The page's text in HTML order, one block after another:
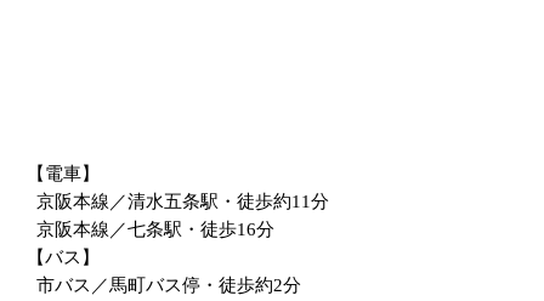
【電車】
京阪本線／清水五条駅・徒歩約11分
京阪本線／七条駅・徒歩16分
【バス】
市バス／馬町バス停・徒歩約2分